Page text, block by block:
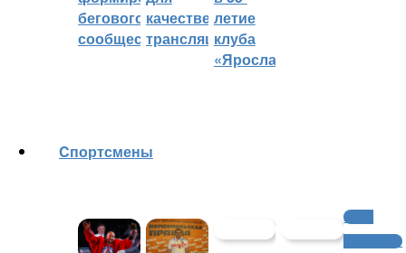
бегового
сообщества
качественных
трансляций
летие
клуба
«Ярославич»
Cпортсмены
Бокс /
Кикбоксинг